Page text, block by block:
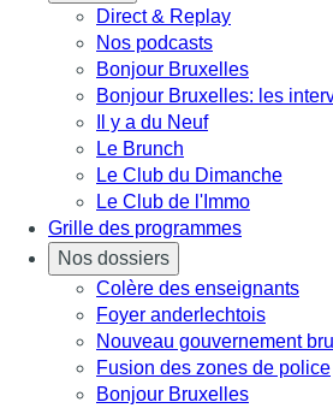
Direct & Replay
Nos podcasts
Bonjour Bruxelles
Bonjour Bruxelles: les
Il y a du Neuf
Le Brunch
Le Club du Dimanche
Le Club de l'Immo
Grille des programmes
Nos dossiers
Colère des enseignants
Foyer anderlechtois
Nouveau gouvernement
Fusion des zones de police
Bonjour Bruxelles